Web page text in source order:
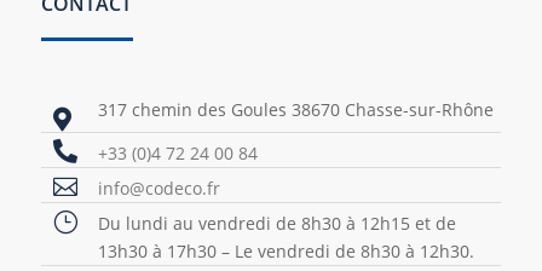
 317 chemin des Goules 38670 Chasse-sur-Rhône
 +33 (0)4 72 24 00 84
 info@codeco.fr
}
Du lundi au vendredi de 8h30 à 12h15 et de
13h30 à 17h30 – Le vendredi de 8h30 à 12h30.